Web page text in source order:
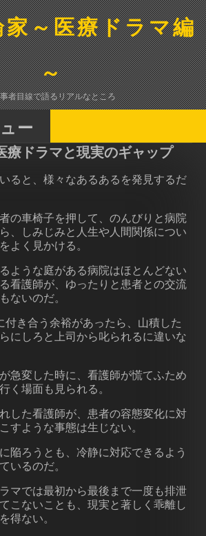
家～医療ドラマ編
～
者目線で語るリアルなところ
ー
療ドラマと現実のギャップ
ると、様々なあるあるを発見するだ
の車椅子を押して、のんびりと病院
、しみじみと人生や人間関係につい
よく見かける。
ような庭がある病院はほとんどない
看護師が、ゆったりと患者との交流
ないのだ。
付き合う余裕があったら、山積した
にしろと上司から叱られるに違いな
急変した時に、看護師が慌てふため
く場面も見られる。
した看護師が、患者の容態変化に対
すような事態は生じない。
陥ろうとも、冷静に対応できるよう
いるのだ。
マでは最初から最後まで一度も排泄
こないことも、現実と著しく乖離し
得ない。